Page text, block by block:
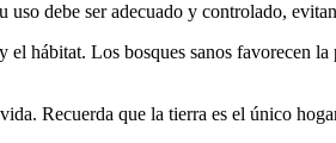
debe ser adecuado y controlado,
hábitat. Los bosques sanos favorecen
Recuerda que la tierra es el único